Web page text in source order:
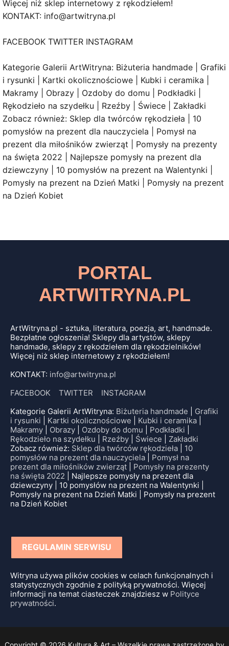
Więcej niż sklep internetowy z rękodziełem!
KONTAKT: info@artwitryna.pl
FACEBOOK TWITTER INSTAGRAM
Kategorie Galerii ArtWitryna: Biżuteria handmade | Grafiki
i rysunki | Kartki okolicznościowe | Kubki i ceramika |
Makramy | Obrazy | Ozdoby do domu | Podkładki |
Rękodzieło na szydełku | Rzeźby | Świece | Zakładki
Zobacz również: Sklep dla twórców rękodzieła | 10
pomysłów na prezent dla nauczyciela | Pomysł na
prezent dla miłośników zwierząt | Pomysły na prezenty
na święta 2022 | Najlepsze pomysły na prezent dla
dziewczyny | 10 pomysłów na prezent na Walentynki |
Pomysły na prezent na Dzień Matki | Pomysły na prezent
na Dzień Kobiet
PORTAL
ARTWITRYNA.PL
ArtWitryna.pl - sztuka, literatura, poezja, art, handmade.
Bezpłatne ogłoszenia! Sklepy dla artystów, sklepy
handmade, sklepy z rękodziełem dla rękodzielników!
Więcej niż sklep internetowy z rękodziełem!
KONTAKT: info@artwitryna.pl
FACEBOOK
TWITTER
INSTAGRAM
Kategorie Galerii ArtWitryna: Biżuteria handmade
Grafiki
i rysunki
Kartki okolicznościowe Kubki i ceramika
Makramy
Obrazy Ozdoby do domu Podkładki
Rękodzieło na szydełku
Rzeźby Świece
Zakładki
Zobacz również: Sklep dla twórców rękodzieła
10
pomysłów na prezent dla nauczyciela
Pomysł na
prezent dla miłośników zwierząt
Pomysły na prezenty
na święta 2022 | Najlepsze pomysły na prezent dla
dziewczyny | 10 pomysłów na prezent na Walentynki |
Pomysły na prezent na Dzień Matki | Pomysły na prezent
na Dzień Kobiet
REGULAMIN SERWISU
Witryna używa plików cookies w celach funkcjonalnych i
statystycznych zgodnie z polityką prywatności. Więcej
informacji na temat ciasteczek znajdziesz w Polityce
prywatności.